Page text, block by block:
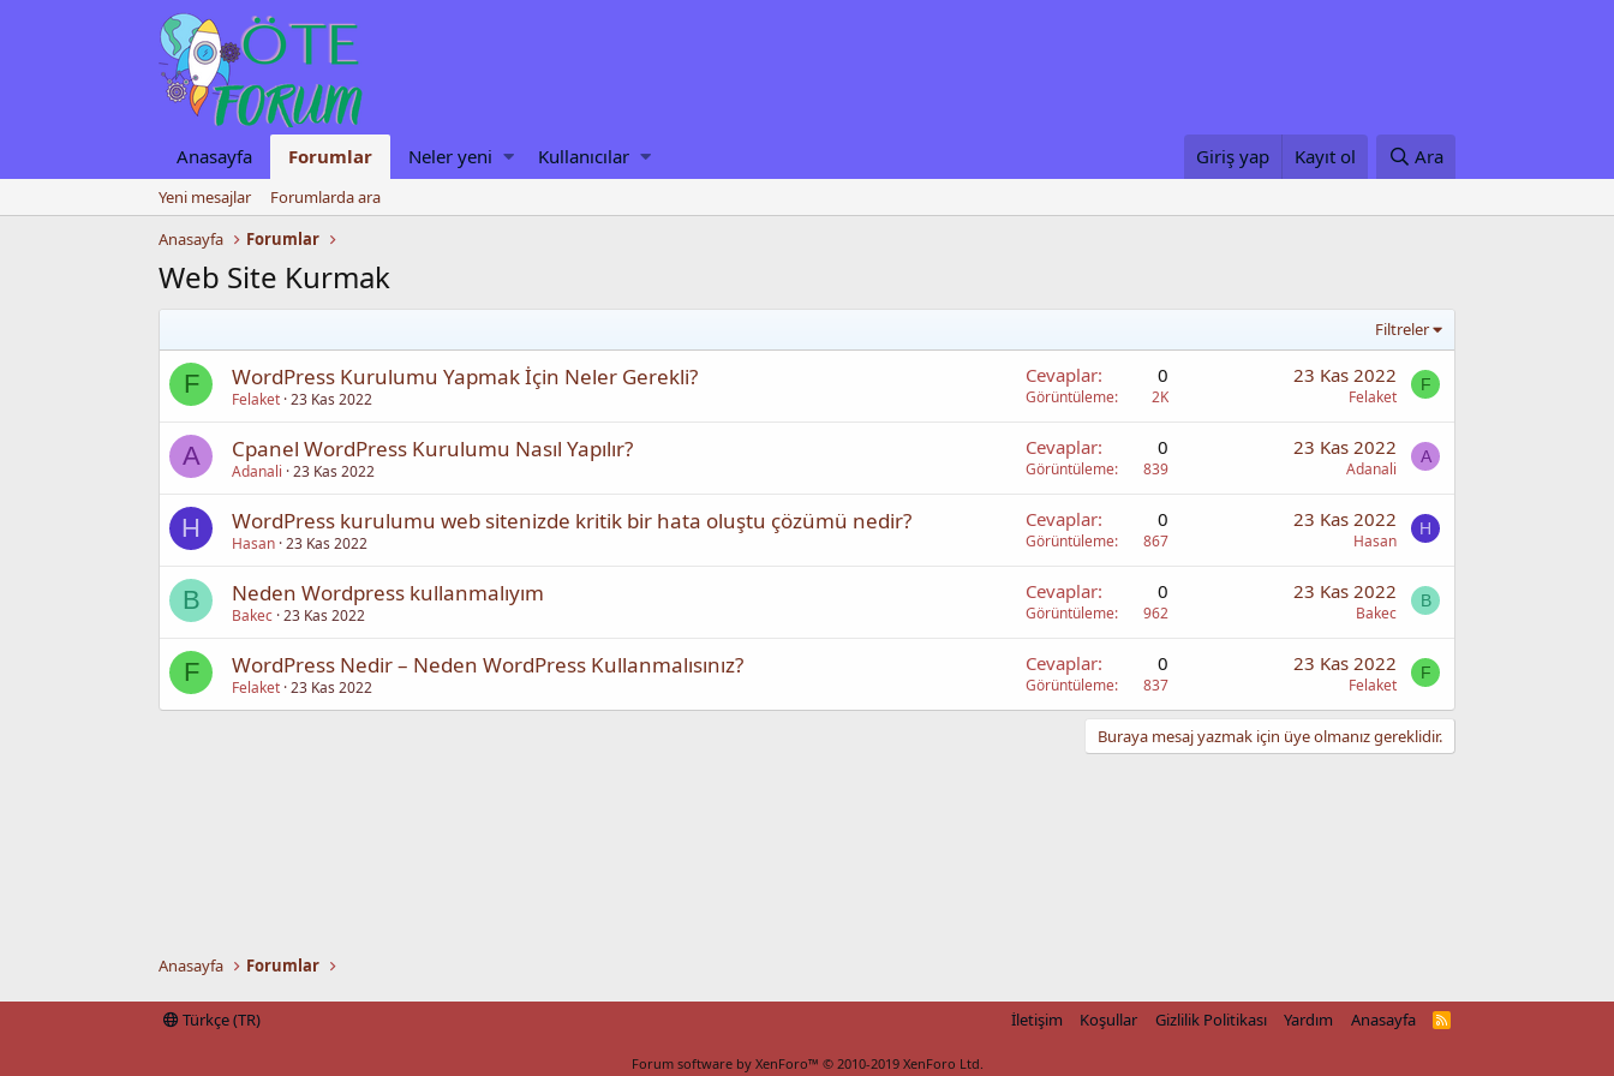
Anasayfa Forumlar Neler yeni Kullanıcılar Giriş yap Kayıt ol Ara
Yeni mesajlar
Forumlarda ara
Anasayfa
Forumlar
Web Site Kurmak
Filtreler
F WordPress Kurulumu Yapmak İçin Neler Gerekli?
Felaket 23 Kas 2022
Cevaplar 0
Görüntüleme 2K
23 Kas 2022
Felaket
F
A Cpanel WordPress Kurulumu Nasıl Yapılır?
Adanali 23 Kas 2022
Cevaplar 0
Görüntüleme 839
23 Kas 2022
Adanali
A
H WordPress kurulumu web sitenizde kritik bir hata oluştu çözümü nedir?
Hasan 23 Kas 2022
Cevaplar 0
Görüntüleme 867
23 Kas 2022
Hasan
H
B Neden Wordpress kullanmalıyım
Bakec 23 Kas 2022
Cevaplar 0
Görüntüleme 962
23 Kas 2022
Bakec
B
F WordPress Nedir – Neden WordPress Kullanmalısınız?
Felaket 23 Kas 2022
Cevaplar 0
Görüntüleme 837
23 Kas 2022
Felaket
F
Buraya mesaj yazmak için üye olmanız gereklidir.
Anasayfa Forumlar
Türkçe (TR) İletişim Koşullar Gizlilik Politikası Yardım Anasayfa
R
Forum software by XenForo™ © 2010-2019 XenForo Ltd.